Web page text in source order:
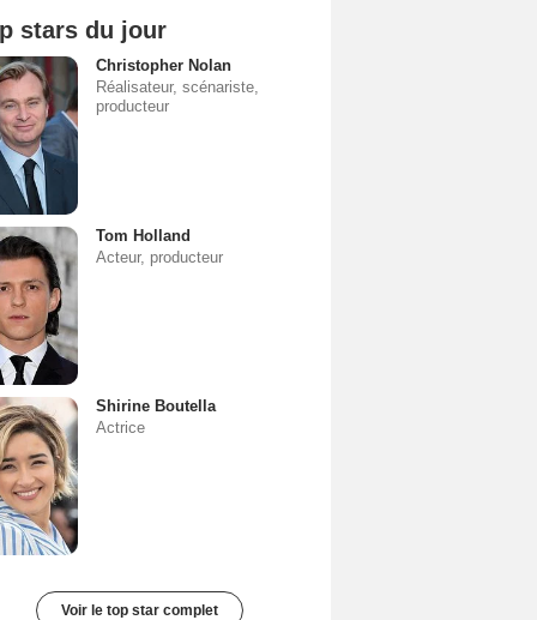
stars du jour
Christopher Nolan
Réalisateur, scénariste,
producteur
Tom Holland
Acteur, producteur
Shirine Boutella
Actrice
Voir le top star complet